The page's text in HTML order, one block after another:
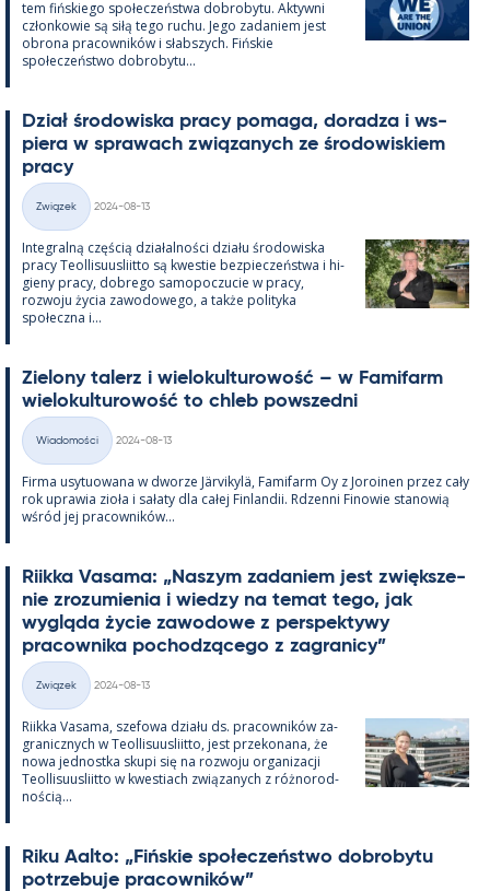
tem fińs­kiego społeczeństwa do­bro­bytu. Ak­tywni
człon­kowie są siłą tego ruchu. Jego za­da­niem jest
obrona pracow­ników i słabszych. Fińs­kie
społeczeństwo do­bro­bytu...
Dział śro­dowiska pracy po­maga, do­radza i ws­
piera w sprawach związa­nych ze śro­dowis­kiem
pracy
Kategorie
Związek
2024-08-13
In­te­gralną częścią działal­ności działu śro­dowiska
pracy Teol­li­suus­liitto są kwes­tie bez­pieczeństwa i hi­
gieny pracy, dobrego sa­mo­poczucie w pracy,
rozwoju życia zawo­dowego, a także po­li­tyka
społeczna i...
Zie­lony ta­lerz i wie­lo­kul­tu­rowość – w Fa­mi­farm
wie­lo­kul­tu­rowość to ch­leb powszedni
Kategorie
Wiadomości
2024-08-13
Firma usy­tuowana w dworze Jär­vi­kylä, Fa­mi­farm Oy z Jo­roi­nen przez cały
rok uprawia zioła i sałaty dla całej Fin­lan­dii. Rdzenni Fi­nowie sta­nowią
wśród jej pracow­ników...
Riikka Va­sama: „Naszym za­da­niem jest zwiększe­
nie zrozu­mie­nia i wiedzy na te­mat tego, jak
wygląda życie zawo­dowe z pers­pek­tywy
pracow­nika poc­hodzącego z za­gra­nicy”
Kategorie
Związek
2024-08-13
Riikka Va­sama, sze­fowa działu ds. pracow­ników za­
gra­nicz­nych w Teol­li­suus­liitto, jest prze­ko­nana, że
nowa jed­nostka skupi się na rozwoju or­ga­nizacji
Teol­li­suus­liitto w kwes­tiach związa­nych z róż­no­rod­
nością...
Riku Aalto: „Fińs­kie społeczeństwo do­bro­bytu
potrze­buje pracow­ników”